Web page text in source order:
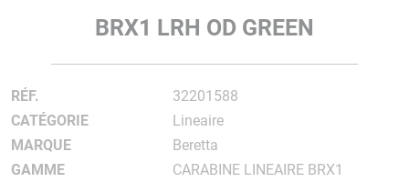
BRX1 LRH OD GREEN
RÉF.
32201588
CATÉGORIE
Lineaire
MARQUE
Beretta
GAMME
CARABINE LINEAIRE BRX1